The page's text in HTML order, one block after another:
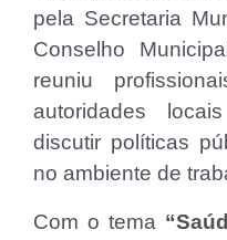
pela Secretaria
Conselho
reuniu
autoridades
discutir políticas
no ambiente de
Com o tema